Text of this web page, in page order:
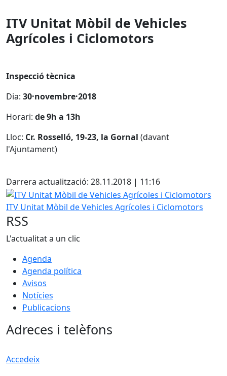
ITV Unitat Mòbil de Vehicles
Agrícoles i Ciclomotors
Inspecció tècnica
Dia: 30·novembre·2018
Horari: de 9h a 13h
Lloc: Cr. Rosselló, 19-23, la Gornal (davant
l'Ajuntament)
Darrera actualització: 28.11.2018 | 11:16
ITV Unitat Mòbil de Vehicles Agrícoles i Ciclomotors
ITV Unitat Mòbil de Vehicles Agrícoles i Ciclomotors
RSS
L'actualitat a un clic
Agenda
Agenda política
Avisos
Notícies
Publicacions
Adreces i telèfons
Accedeix